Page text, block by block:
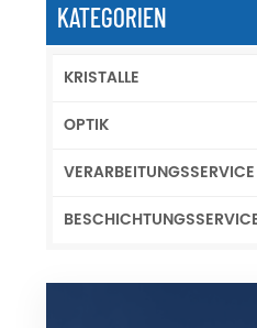
KATEGORIEN
KRISTALLE
OPTIK
VERARBEITUNGSSERVICE